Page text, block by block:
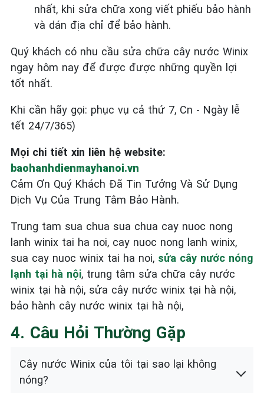
nhất, khi sửa chữa xong viết phiếu bảo hành
và dán địa chỉ để bảo hành.
Quý khách có nhu cầu sửa chữa cây nước Winix
ngay hôm nay để được được những quyền lợi
tốt nhất.
Khi cần hãy gọi: phục vụ cả thứ 7, Cn - Ngày lễ
tết 24/7/365)
Mọi chi tiết xin liên hệ website:
baohanhdienmayhanoi.vn
Cảm Ơn Quý Khách Đã Tin Tưởng Và Sử Dụng
Dịch Vụ Của Trung Tâm Bảo Hành.
Trung tam sua chua sua chua cay nuoc nong
lanh winix tai ha noi, cay nuoc nong lanh winix,
sua cay nuoc winix tai ha noi, sửa cây nước nóng
lạnh tại hà nội, trung tâm sửa chữa cây nước
winix tại hà nội, sửa cây nước winix tại hà nội,
bảo hành cây nước winix tại hà nội,
4. Câu Hỏi Thường Gặp
Cây nước Winix của tôi tại sao lại không
nóng?